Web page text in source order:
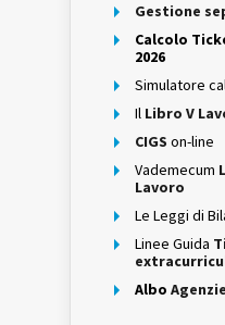
Gestione
Calcolo
2026
Simulatore
Il Libro V
CIGS on-line
Vademecum
Lavoro
Le Leggi di
Linee Guida
Albo